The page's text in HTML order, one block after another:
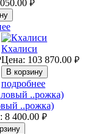
руб.
Кхалиси
Цена: 103 870.00 руб.
подробнее
..рожка)
8 400.00 руб.